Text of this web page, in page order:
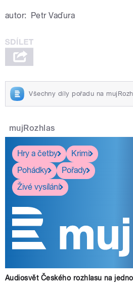
autor: Petr Vaďura
Všechny díly pořadu na
mujRozhlas
Hry a četby
Krimi
Pohádky
Pořady
Živé vysílání
Audiosvět Českého rozhlasu na